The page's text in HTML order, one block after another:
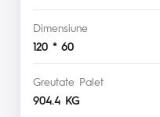
Dimensiune
120 * 60
Greutate Palet
904.4 KG